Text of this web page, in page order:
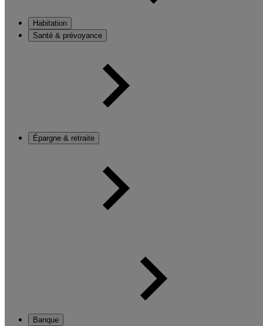
Habitation
Santé & prévoyance
Épargne & retraite
Banque